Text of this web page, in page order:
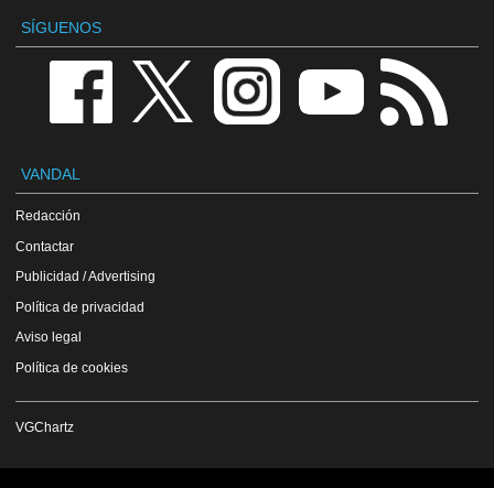
SÍGUENOS
VANDAL
Redacción
Contactar
Publicidad / Advertising
Política de privacidad
Aviso legal
Política de cookies
VGChartz